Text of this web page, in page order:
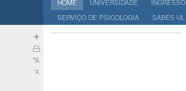
HOME UNIVERSIDADE INGRESSO
SERVIÇO DE PSICOLOGIA
SABES UL